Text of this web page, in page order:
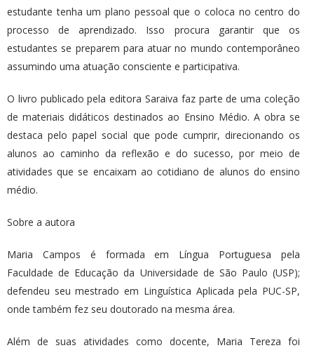
estudante tenha um plano pessoal que o coloca no centro do
processo de aprendizado. Isso procura garantir que os
estudantes se preparem para atuar no mundo contemporâneo
assumindo uma atuação consciente e participativa.
O livro publicado pela editora Saraiva faz parte de uma coleção
de materiais didáticos destinados ao Ensino Médio. A obra se
destaca pelo papel social que pode cumprir, direcionando os
alunos ao caminho da reflexão e do sucesso, por meio de
atividades que se encaixam ao cotidiano de alunos do ensino
médio.
Sobre a autora
Maria Campos é formada em Língua Portuguesa pela
Faculdade de Educação da Universidade de São Paulo (USP);
defendeu seu mestrado em Linguística Aplicada pela PUC-SP,
onde também fez seu doutorado na mesma área.
Além de suas atividades como docente, Maria Tereza foi